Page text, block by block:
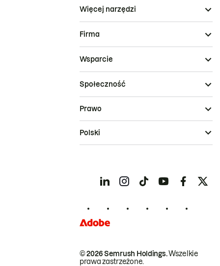
Więcej narzędzi
Firma
Wsparcie
Społeczność
© 2026 Semrush Holdings.Wszelkie
prawa zastrzeżone.
Prawo
Polski